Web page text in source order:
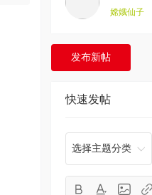
嫦娥仙子
发布新帖
快速发帖
选择主题分类